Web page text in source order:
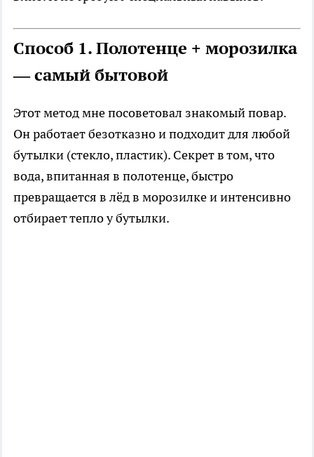
Способ 1. Полотенце + морозилка
— самый бытовой
Этот метод мне посоветовал знакомый повар.
Он работает безотказно и подходит для любой
бутылки (стекло, пластик). Секрет в том, что
вода, впитанная в полотенце, быстро
превращается в лёд в морозилке и интенсивно
отбирает тепло у бутылки.